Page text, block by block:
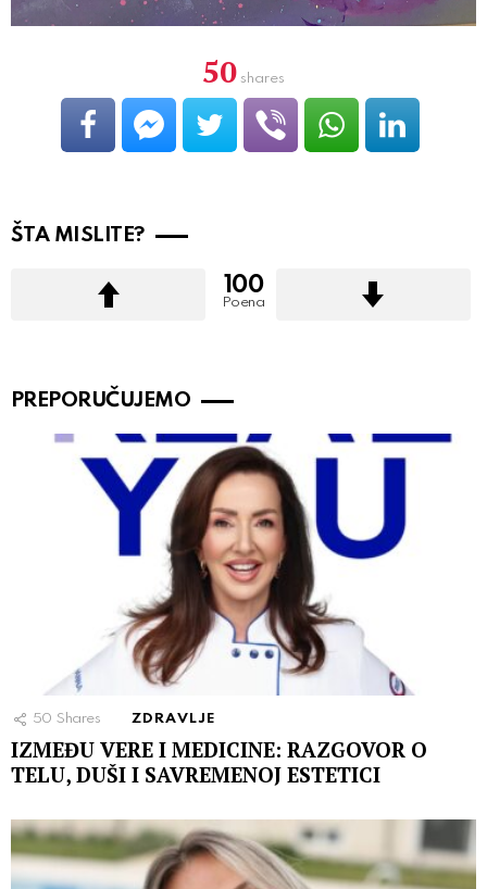
50 shares
ŠTA MISLITE?
100
Poena
PREPORUČUJEMO
50 Shares ZDRAVLJE
IZMEĐU VERE I MEDICINE: RAZGOVOR O
TELU, DUŠI I SAVREMENOJ ESTETICI